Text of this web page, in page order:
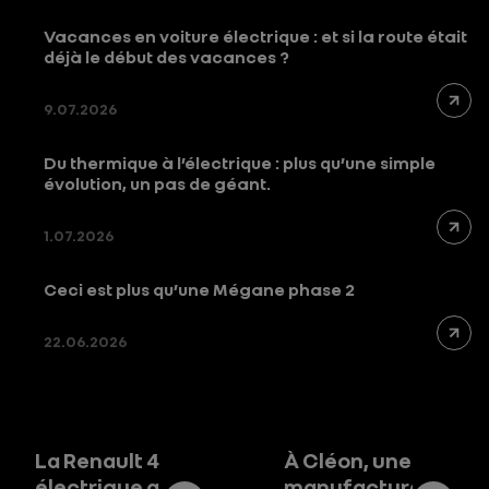
Vacances en voiture électrique : et si la route était
déjà le début des vacances ?
9.07.2026
Du thermique à l’électrique : plus qu’une simple
évolution, un pas de géant.
1.07.2026
Ceci est plus qu’une Mégane phase 2
22.06.2026
La Renault 4
À Cléon, une